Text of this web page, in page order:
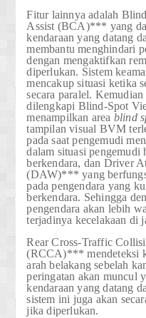
Fitur lainnya adalah
Assist (BCA)*** yang
kendaraan yang datang
membantu menghindari
dengan mengaktifkan
diperlukan. Sistem
mencakup situasi ketika
secara paralel.
dilengkapi Blind-Spot
menampilkan area blind
tampilan visual BVM
pada saat pengemudi
dalam situasi
berkendara, dan Driver
(DAW)*** yang
pada pengendara yang
berkendara. Sehingga
pengendara akan lebih
terjadinya kecelakaan di
Rear Cross-Traffic
(RCCA)*** mendeteksi
arah belakang sebelah
peringatan akan muncul
kendaraan yang datang
sistem ini juga akan
jika diperlukan.